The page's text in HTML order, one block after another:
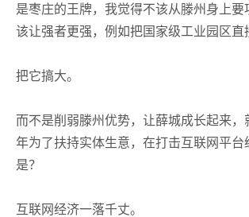
是枣庄的王牌，我觉得不该从滕州身上要
该让强者更强，例如把国家级工业园区直
把它搞大。
而不是削弱滕州优势，让薛城成长起来，
年为了扶持实体生意，在打击互联网平台
是？
互联网经济一落千丈。